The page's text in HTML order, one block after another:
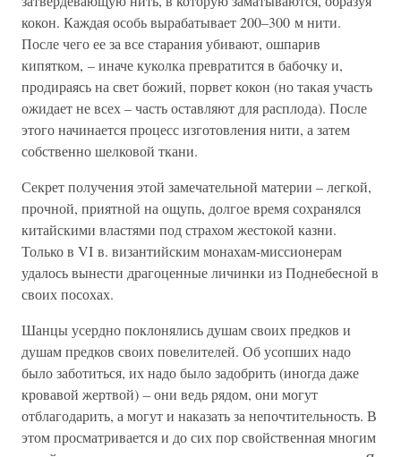
кокон. Каждая особь вырабатывает 200–300 м нити.
После чего ее за все старания убивают, ошпарив
кипятком, – иначе куколка превратится в бабочку и,
продираясь на свет божий, порвет кокон (но такая участь
ожидает не всех – часть оставляют для расплода). После
этого начинается процесс изготовления нити, а затем
собственно шелковой ткани.
Секрет получения этой замечательной материи – легкой,
прочной, приятной на ощупь, долгое время сохранялся
китайскими властями под страхом жестокой казни.
Только в VI в. византийским монахам-миссионерам
удалось вынести драгоценные личинки из Поднебесной в
своих посохах.
Шанцы усердно поклонялись душам своих предков и
душам предков своих повелителей. Об усопших надо
было заботиться, их надо было задобрить (иногда даже
кровавой жертвой) – они ведь рядом, они могут
отблагодарить, а могут и наказать за непочтительность. В
этом просматривается и до сих пор свойственная многим